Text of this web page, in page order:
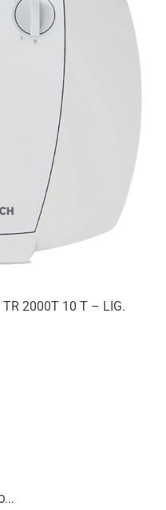
TR 2000T 10 T – LIG.